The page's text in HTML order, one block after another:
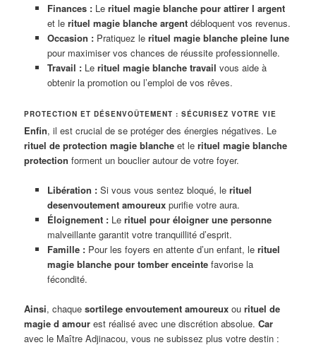
Finances :Le rituel magie blanche pour attirer l argent
et le rituel magie blanche argentdébloquent vos revenus.
Occasion :Pratiquez le rituel magie blanche pleine lune
pour maximiser vos chances de réussite professionnelle.
Travail :Le rituel magie blanche travail vous aide à
obtenir la promotion ou l’emploi de vos rêves.
PROTECTION ET DÉSENVOÛTEMENT : SÉCURISEZ VOTRE VIE
Enfin, il est crucial de se protéger des énergies négatives. Le
rituel de protection magie blanche et lerituel magie blanche
protection forment un bouclier autour de votre foyer.
Libération :Si vous vous sentez bloqué, le rituel
desenvoutement amoureuxpurifie votre aura.
Éloignement :Le rituel pour éloigner une personne
malveillante garantit votre tranquillité d’esprit.
Famille :Pour les foyers en attente d’un enfant, le rituel
magie blanche pour tomber enceintefavorise la
fécondité.
Ainsi, chaquesortilege envoutement amoureux ourituel de
magie d amour est réalisé avec une discrétion absolue.Car
avec le Maître Adjinacou, vous ne subissez plus votre destin :